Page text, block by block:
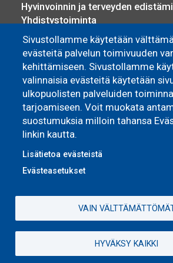
Sivustollamme käytetään
evästeitä palvelun toimivuuden
kehittämiseen. Sivustollamme
valinnaisia evästeitä käytetään
ulkopuolisten palveluiden
tarjoamiseen. Voit muokata
suostumuksia milloin tahansa
linkin kautta.
Lisätietoa evästeistä
Evästeasetukset
VAIN
HYVÄKSY KAIKKI
Evästeasetukset
Hyvinvoinnin ja terveyden
Yhdistystoiminta
Osallisuus ja vaikuttaminen
Sosiaali- ja terveyspalvelut
Työllisyyspalvelut
Yrittäjyys ja elinkeino
Asuminen
Pyhännän Monitoimitalo
Omakoti- ja vapaa-ajan asuminen
Vuokra-asunnot